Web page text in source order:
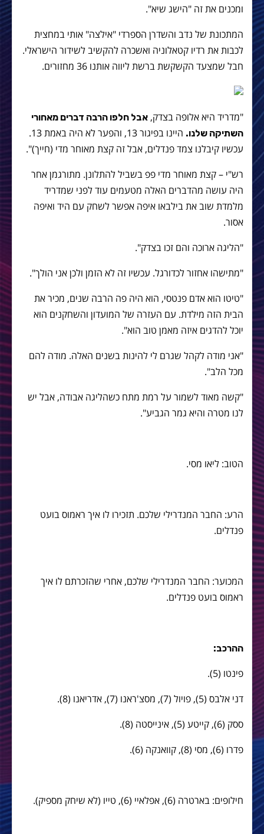
ומכנים את זה "הישג שיא".
המתכונת של נדב והשדרן הספרדי "אילצה" אותי במחצית
לכבות את רדיו קטאלוניה ואשכרה להקשיב לשידור הישראלי.
חבל שמצעד הקשקשת ברשת ליווה אותנו 36 מחזורים.
"מדריד היא אלופה בצדק, אבל חלפו הרבה דברים מאחורי
השתיקה שלנו.
היינו בפיגור 13, והפער לא היה באמת 13.
עכשיו קיבלנו צמד פנדלים, אבל זה קצת מאוחר מדי (חייך)".
רש"י – קצת מאוחר מדי פפ בשביל להתלונן. מתורגמן אחר
היה עושה מהדברים האלה מטעמים עוד לפני שמדריד
מלמדת שוב את בילבאו איפה אפשר לשחק עם היד ואיפה
אסור.
"הליגה ארוכה והם זכו בצדק".
"מתישהו אחזור לכדורגל. עכשיו זה לא הזמן ולכן אני הולך".
"טיטו הוא אדם פנטסי, הוא היה פה הרבה שנים, מכיר את
הבית הזה מילדת. עם העזרה של המועדון והשחקנים הוא
יוכל להדגים איזה מאמן טוב הוא".
"אני מודה לקהל שגרם לי להינות בשנים האלה. מודה להם
מכל הלב".
"קשה מאוד לשמור על רמת מתח כשהליגה אבודה, אבל יש
לנו מטרה והיא גמר הגביע".
הטוב: ליאו מסי.
הרע: החבר המנדרילי שלכם. תזכירו לו איך ראמוס בועט
פנדלים.
המכוער: החבר המנדרילי שלכם, אחרי שהזכרתם לו איך
ראמוס בועט פנדלים.
ההרכב:
פינטו (5).
דני אלבס (5), פויול (7), מסצ'ראנו (7), אדריאנו (8).
ססק (6), קייטע (5), אינייסטה (8).
פדרו (6), מסי (8), קוואנקה (6).
חילופים: בארטרה (6), אפלאיי (6), טייו (לא שיחק מספיק).